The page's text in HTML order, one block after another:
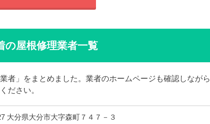
の屋根修理業者一覧
者」をまとめました。業者のホームページも確認しながら
ださい。
大分県大分市大字森町７４７－３